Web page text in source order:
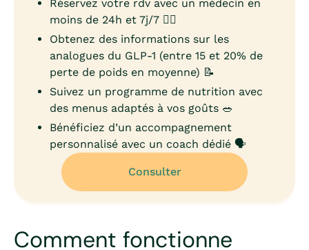
Réservez votre rdv avec un médecin en
moins de 24h et 7j/7 👨‍⚕️
Obtenez des informations sur les
analogues du GLP-1 (entre 15 et 20% de
perte de poids en moyenne) 📝
Suivez un programme de nutrition avec
des menus adaptés à vos goûts 🥗
Bénéficiez d’un accompagnement
personnalisé avec un coach dédié 🗣️
Consulter
Comment fonctionne